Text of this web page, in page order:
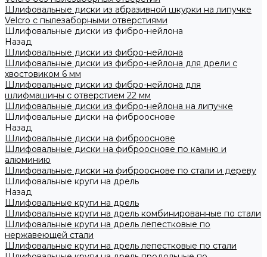
Шлифовальные диски из абразивной шкурки на липучке
Velcro с пылезаборными отверстиями
Шлифовальные диски из фибро-нейлона
Назад
Шлифовальные диски из фибро-нейлона
Шлифовальные диски из фибро-нейлона для дрели с
хвостовиком 6 мм
Шлифовальные диски из фибро-нейлона для
шлифмашины с отверстием 22 мм
Шлифовальные диски из фибро-нейлона на липучке
Шлифовальные диски на фиброоснове
Назад
Шлифовальные диски на фиброоснове
Шлифовальные диски на фиброоснове по камню и
алюминию
Шлифовальные диски на фиброоснове по стали и дереву
Шлифовальные круги на дрель
Назад
Шлифовальные круги на дрель
Шлифовальные круги на дрель комбинированные по стали
Шлифовальные круги на дрель лепестковые по
нержавеющей стали
Шлифовальные круги на дрель лепестковые по стали